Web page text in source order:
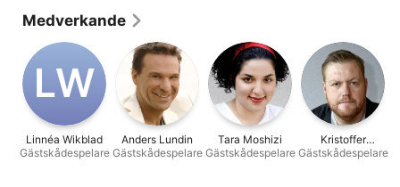
Medverkande
L‌W
Linnéa Wikblad
Gästskådespelare
Anders Lundin
Gästskådespelare
Tara Moshizi
Gästskådespelare
Kristoffer
Appelquist
Gästskådespelare